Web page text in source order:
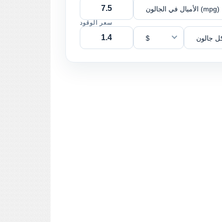
الأميال في الجالون (mpg)
سعر الوقود
$ جالون